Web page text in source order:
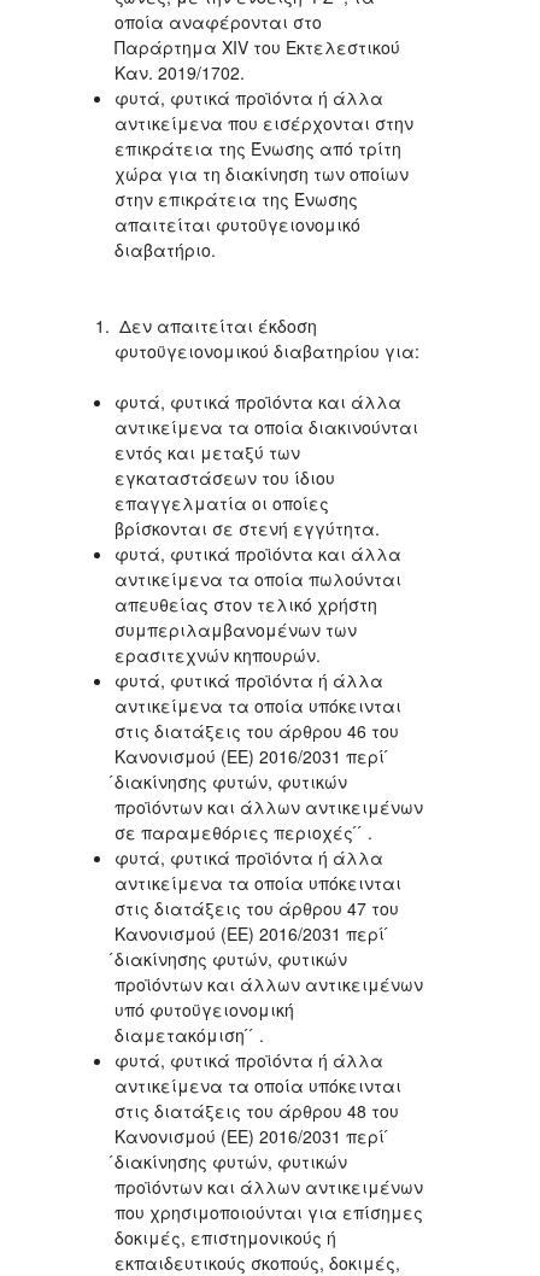
οποία αναφέρονται στο
Παράρτημα XIV του Εκτελεστικού
Καν. 2019/1702.
φυτά, φυτικά προϊόντα ή άλλα
αντικείμενα που εισέρχονται στην
επικράτεια της Ένωσης από τρίτη
χώρα για τη διακίνηση των οποίων
στην επικράτεια της Ένωσης
απαιτείται φυτοϋγειονομικό
διαβατήριο.
Δεν απαιτείται έκδοση
φυτοϋγειονομικού διαβατηρίου για:
φυτά, φυτικά προϊόντα και άλλα
αντικείμενα τα οποία διακινούνται
εντός και μεταξύ των
εγκαταστάσεων του ίδιου
επαγγελματία οι οποίες
βρίσκονται σε στενή εγγύτητα.
φυτά, φυτικά προϊόντα και άλλα
αντικείμενα τα οποία πωλούνται
απευθείας στον τελικό χρήστη
συμπεριλαμβανομένων των
ερασιτεχνών κηπουρών.
φυτά, φυτικά προϊόντα ή άλλα
αντικείμενα τα οποία υπόκεινται
στις διατάξεις του άρθρου 46 του
Κανονισμού (ΕΕ) 2016/2031 περί ́
́διακίνησης φυτών, φυτικών
προϊόντων και άλλων αντικειμένων
σε παραμεθόριες περιοχές ́ ́ .
φυτά, φυτικά προϊόντα ή άλλα
αντικείμενα τα οποία υπόκεινται
στις διατάξεις του άρθρου 47 του
Κανονισμού (ΕΕ) 2016/2031 περί ́
́διακίνησης φυτών, φυτικών
προϊόντων και άλλων αντικειμένων
υπό φυτοϋγειονομική
διαμετακόμιση ́ ́ .
φυτά, φυτικά προϊόντα ή άλλα
αντικείμενα τα οποία υπόκεινται
στις διατάξεις του άρθρου 48 του
Κανονισμού (ΕΕ) 2016/2031 περί ́
́διακίνησης φυτών, φυτικών
προϊόντων και άλλων αντικειμένων
που χρησιμοποιούνται για επίσημες
δοκιμές, επιστημονικούς ή
εκπαιδευτικούς σκοπούς, δοκιμές,